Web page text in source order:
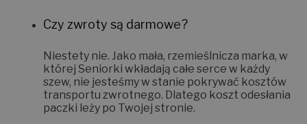
Czy zwroty są darmowe?
Niestety nie. Jako mała, rzemieślnicza marka, w
której Seniorki wkładają całe serce w każdy
szew, nie jesteśmy w stanie pokrywać kosztów
transportu zwrotnego. Dlatego koszt odesłania
paczki leży po Twojej stronie.